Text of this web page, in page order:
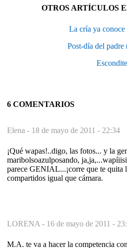
OTROS ARTÍCULOS
La cría ya conoce
Post-día del padre
Escondite
6 COMENTARIOS
Elena - 18 de mayo de 2011 - 22:34
¡Qué wapas!..digo, las fotos... y la
maribolsoazulposando,
parece GENIAL...¡corre que te quita
compartidos igual que cámara.
LORENA - 16 de mayo de 2011 -
M.A. te va a hacer la competencia